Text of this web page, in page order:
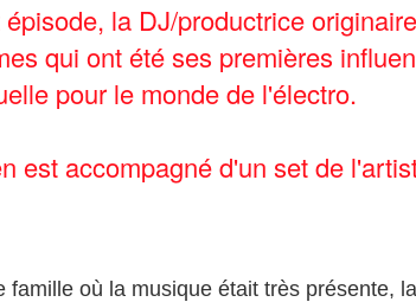
la DJ/productrice
qui ont été ses premières
pour le monde de l'électro.
est accompagné d'un set de
famille où la musique était très présente,